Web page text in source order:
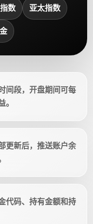
数 亚太指数
间段，开盘期间可每
更新后，推送账户余
代码、持有金额和持